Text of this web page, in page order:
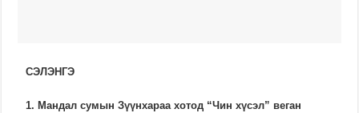
СЭЛЭНГЭ
1. Мандал сумын Зүүнхараа хотод “Чин хүсэл” веган